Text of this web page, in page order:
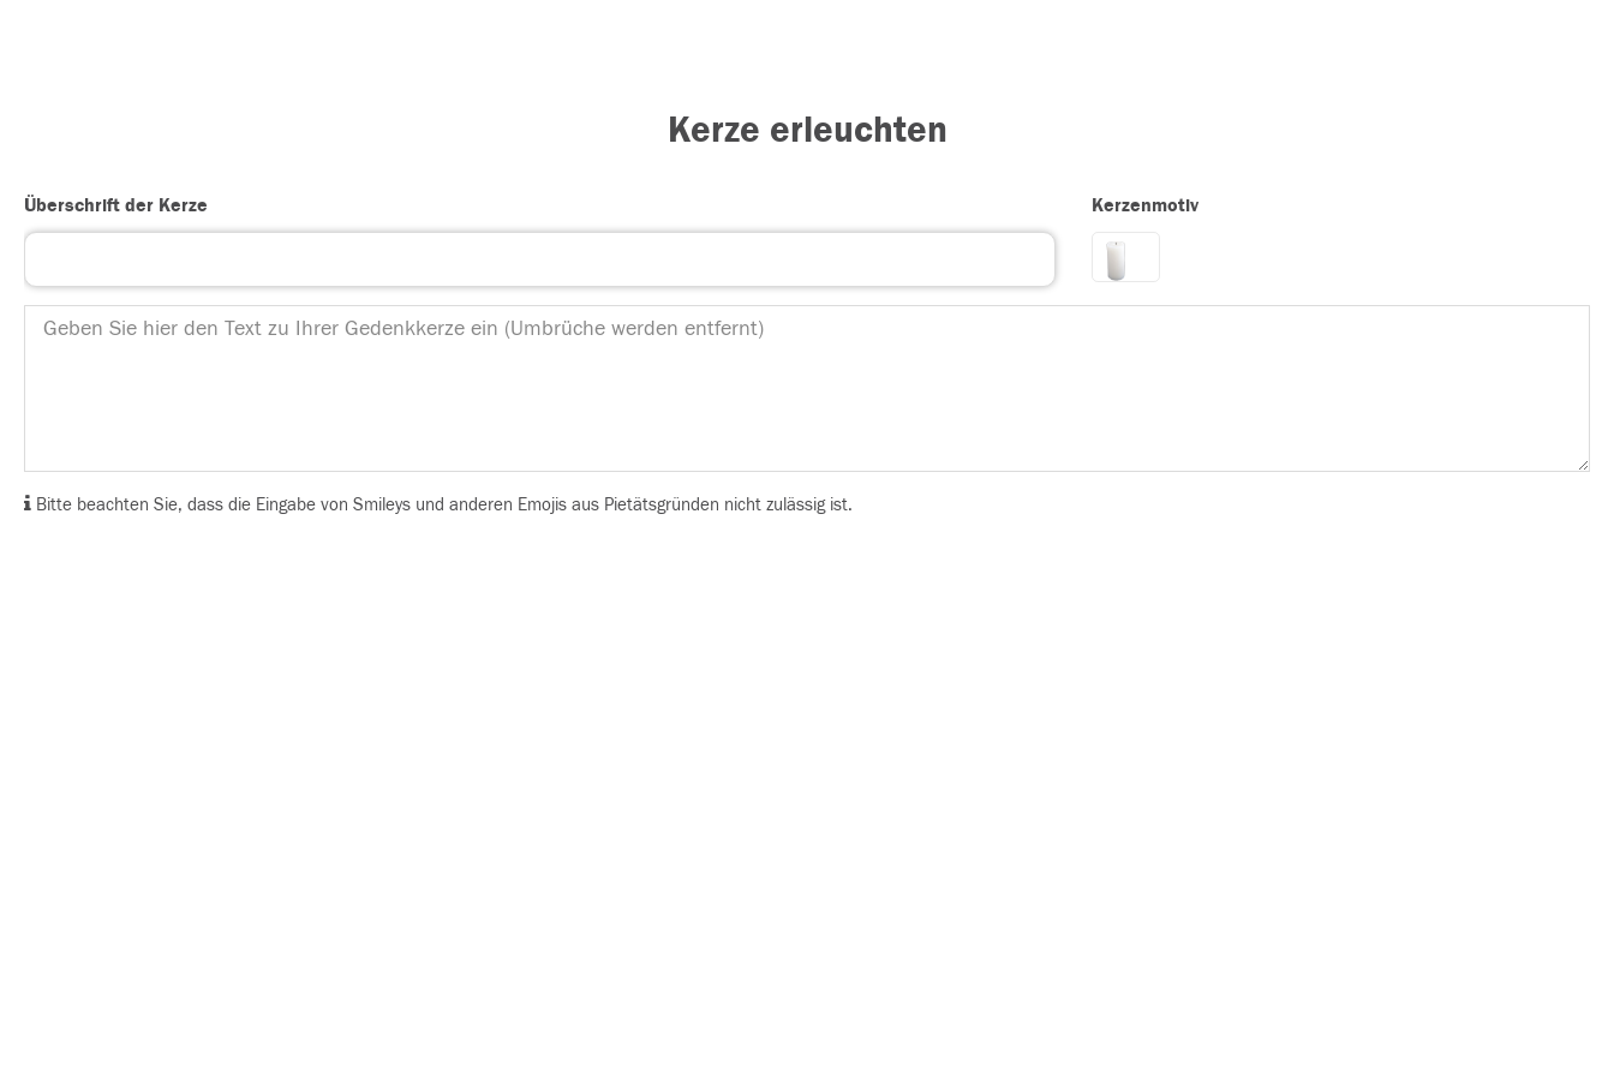
Kerze erleuchten
Überschrift der Kerze Kerzenmotiv
Bitte beachten Sie, dass die Eingabe von Smileys und anderen Emojis aus Pietätsgründen nicht zulässig ist.